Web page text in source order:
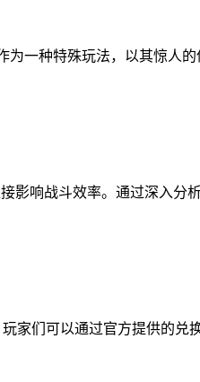
一种特殊玩法，以其惊人
影响战斗效率。通过深入分
家们可以通过官方提供的兑